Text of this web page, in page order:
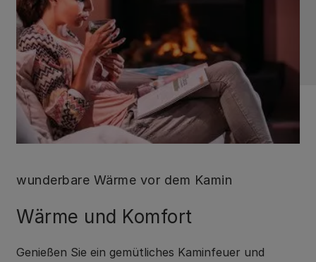
wunderbare Wärme vor dem Kamin
Wärme und Komfort
Genießen Sie ein gemütliches Kaminfeuer und